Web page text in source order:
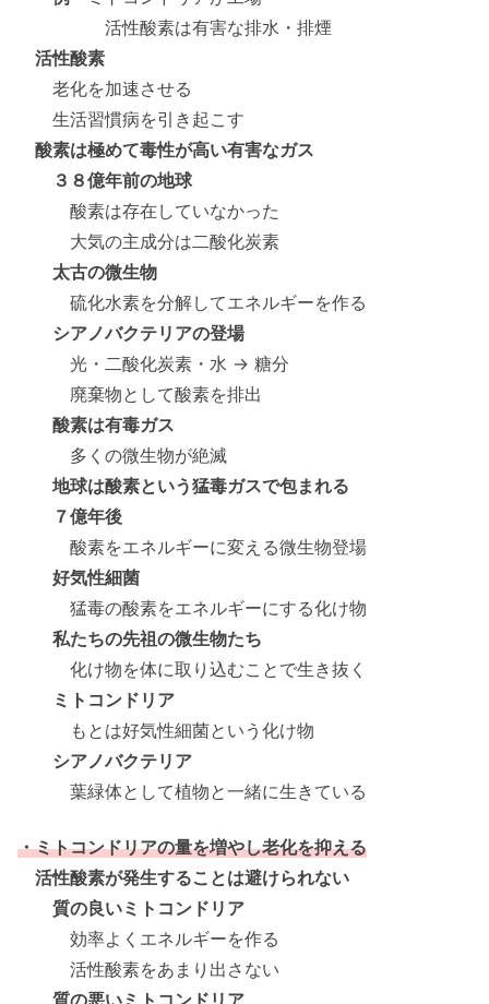
活性酸素は有害な排水・排煙
活性酸素
老化を加速させる
生活習慣病を引き起こす
酸素は極めて毒性が高い有害なガス
３８億年前の地球
酸素は存在していなかった
大気の主成分は二酸化炭素
太古の微生物
硫化水素を分解してエネルギーを作る
シアノバクテリアの登場
光・二酸化炭素・水 → 糖分
廃棄物として酸素を排出
酸素は有毒ガス
多くの微生物が絶滅
地球は酸素という猛毒ガスで包まれる
７億年後
酸素をエネルギーに変える微生物登場
好気性細菌
猛毒の酸素をエネルギーにする化け物
私たちの先祖の微生物たち
化け物を体に取り込むことで生き抜く
ミトコンドリア
もとは好気性細菌という化け物
シアノバクテリア
葉緑体として植物と一緒に生きている
・ミトコンドリアの量を増やし老化を抑える
活性酸素が発生することは避けられない
質の良いミトコンドリア
効率よくエネルギーを作る
活性酸素をあまり出さない
質の悪いミトコンドリア